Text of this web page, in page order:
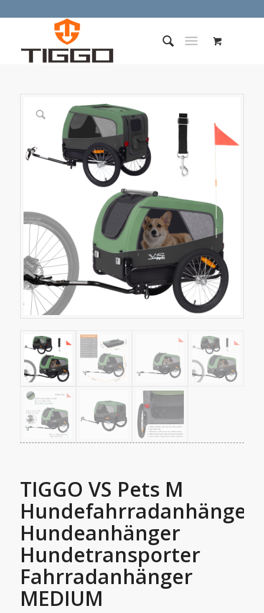
TIGGO VS Pets M
Hundefahrradanhänger
Hundeanhänger
Hundetransporter
Fahrradanhänger
MEDIUM